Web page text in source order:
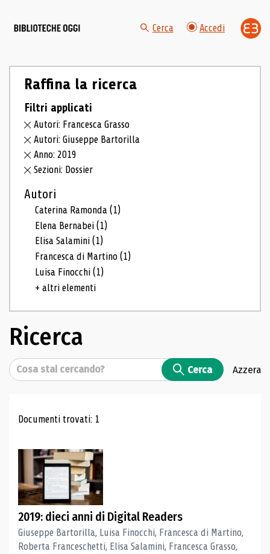
Cerca Accedi
Raffina la ricerca
Filtri applicati
Autori: Francesca Grasso
Autori: Giuseppe Bartorilla
Anno: 2019
Sezioni: Dossier
Autori
Caterina Ramonda(1)
Elena Bernabei(1)
Elisa Salamini(1)
Francesca di Martino(1)
Luisa Finocchi(1)
+ altri elementi
Ricerca
Cerca Cerca Azzera
Risultati di ricerca
Documenti trovati: 1
2019: dieci anni di Digital Readers
Giuseppe Bartorilla, Luisa Finocchi, Francesca di Martino,
Roberta Franceschetti, Elisa Salamini, Francesca Grasso,